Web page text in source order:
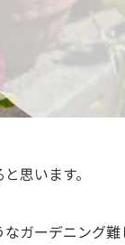
思います。
ガーデニング